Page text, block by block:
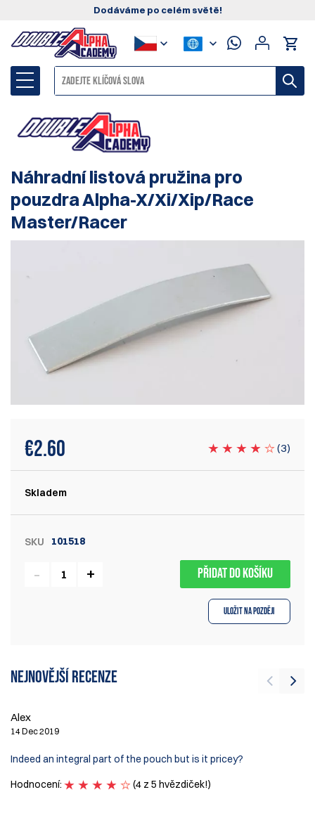
Dodáváme po celém světě!
Náhradní listová pružina pro
pouzdra Alpha-X/Xi/Xip/Race
Master/Racer
€2.60 (3)
Skladem
SKU 101518
PŘIDAT DO KOŠÍKU
Uložit na později
Nejnovější recenze
Alex
14 Dec 2019
Indeed an integral part of the pouch but is it pricey?
Hodnocení:
(4 z 5 hvězdiček!)